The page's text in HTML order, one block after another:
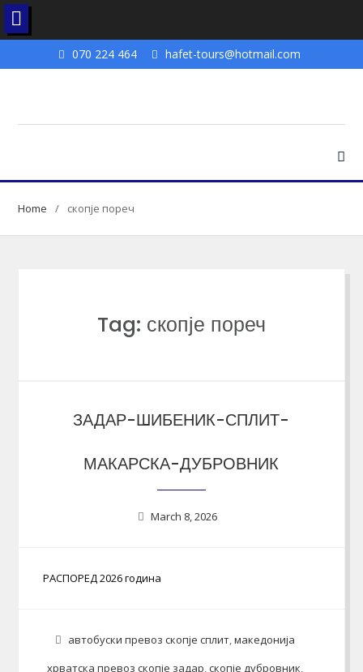
070 224 464 hafet-tours@hotmail.com
Home скопје пореч
Tag: скопје пореч
ЗАДАР-ШИБЕНИК-СПЛИТ-
МАКАРСКА-ДУБРОВНИК
March 8, 2026
РАСПОРЕД 2026 година
автобуски превоз скопје сплит,македонија
хрватска превоз скопје задар,скопје дубровник,